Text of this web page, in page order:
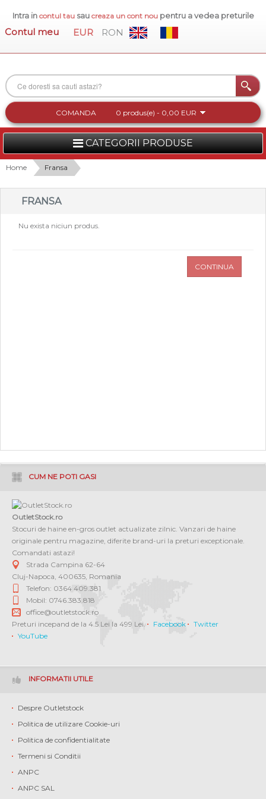
Intra in contul tausau creaza un cont nou pentru a vedea preturile
Contul meu EUR RON
COMANDA 0 produs(e) - 0,00 EUR
CATEGORII PRODUSE
FEMEI
BARBATI
Home Fransa
FRANSA
Nu exista niciun produs.
CONTINUA
CUM NE POTI GASI
OutletStock.ro
Stocuri de haine en-gros outlet actualizate zilnic. Vanzari de haine
originale pentru magazine, diferite brand-uri la preturi exceptionale.
Comandati astazi!
Strada Campina 62-64
Cluj-Napoca, 400635, Romania
Telefon: 0364 409.381
Mobil: 0746.383.818
office@outletstock.ro
Preturi incepand de la 4.5 Lei la 499 Lei.
Facebook
Twitter
YouTube
INFORMATII UTILE
Despre Outletstock
Politica de utilizare Cookie-uri
Politica de confidentialitate
Termeni si Conditii
ANPC
ANPC SAL